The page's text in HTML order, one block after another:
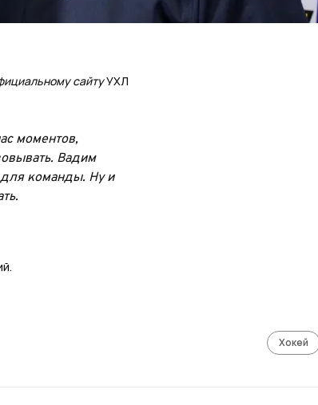
сайтуУХЛ
моментов,
Вадим
команды. Ну и
Хокей